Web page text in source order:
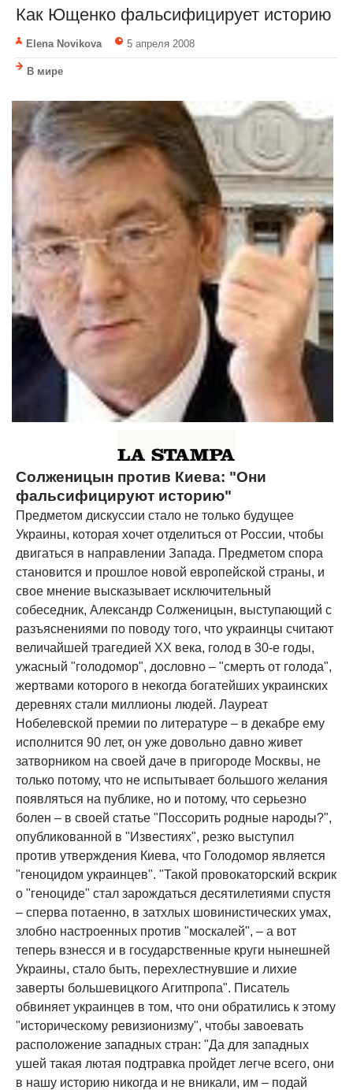
Как Ющенко фальсифицирует историю
Elena Novikova 5 апреля 2008
В мире
Солженицын против Киева: "Они
фальсифицируют историю"
Предметом дискуссии стало не только будущее
Украины, которая хочет отделиться от России, чтобы
двигаться в направлении Запада. Предметом спора
становится и прошлое новой европейской страны, и
свое мнение высказывает исключительный
собеседник, Александр Солженицын, выступающий с
разъяснениями по поводу того, что украинцы считают
величайшей трагедией ХХ века, голод в 30-е годы,
ужасный "голодомор", дословно – "смерть от голода",
жертвами которого в некогда богатейших украинских
деревнях стали миллионы людей. Лауреат
Нобелевской премии по литературе – в декабре ему
исполнится 90 лет, он уже довольно давно живет
затворником на своей даче в пригороде Москвы, не
только потому, что не испытывает большого желания
появляться на публике, но и потому, что серьезно
болен – в своей статье "Поссорить родные народы?",
опубликованной в "Известиях", резко выступил
против утверждения Киева, что Голодомор является
"геноцидом украинцев". "Такой провокаторский вскрик
о "геноциде" стал зарождаться десятилетиями спустя
– сперва потаенно, в затхлых шовинистических умах,
злобно настроенных против "москалей", – а вот
теперь взнесся и в государственные круги нынешней
Украины, стало быть, перехлестнувшие и лихие
заверты большевицкого Агитпропа". Писатель
обвиняет украинцев в том, что они обратились к этому
"историческому ревизионизму", чтобы завоевать
расположение западных стран: "Да для западных
ушей такая лютая подтравка пройдет легче всего, они
в нашу историю никогда и не вникали, им – подай